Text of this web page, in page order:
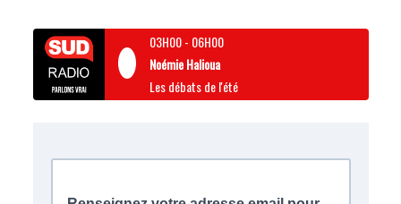
03H00- 06H00
Noémie Halioua
Les débats de l'été